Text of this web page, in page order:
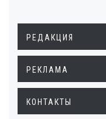
РЕДАКЦИЯ
РЕКЛАМА
КОНТАКТЫ